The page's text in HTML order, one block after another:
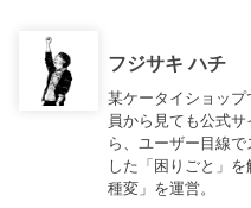
フジサキ ハチ
某ケータイショッ
員から見ても公式
ら、ユーザー目線
した「困りごと」
種変」を運営。